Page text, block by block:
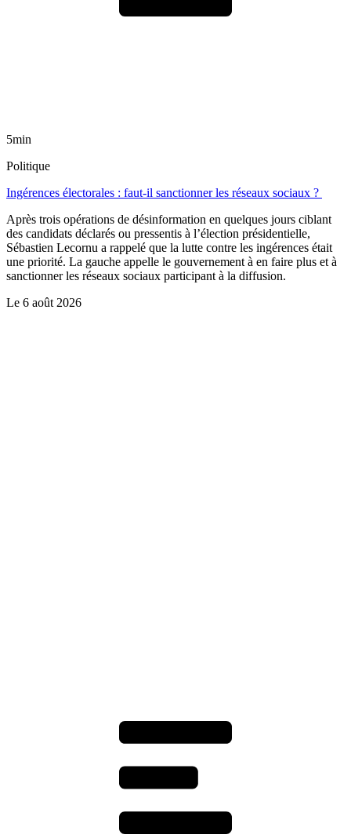
5min
Politique
Ingérences électorales : faut-il sanctionner les réseaux sociaux ?
Après trois opérations de désinformation en quelques jours ciblant
des candidats déclarés ou pressentis à l’élection présidentielle,
Sébastien Lecornu a rappelé que la lutte contre les ingérences était
une priorité. La gauche appelle le gouvernement à en faire plus et à
sanctionner les réseaux sociaux participant à la diffusion.
Le 6 août 2026